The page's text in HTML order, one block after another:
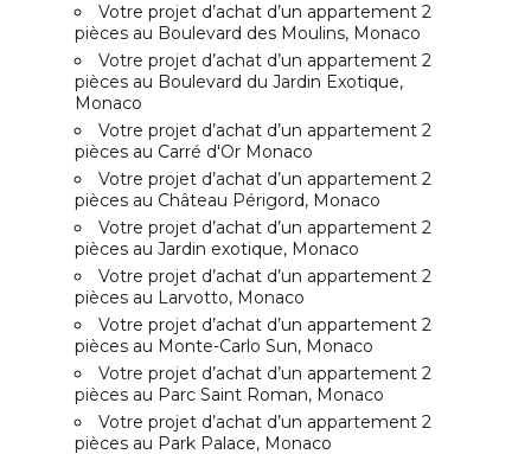
Votre projet d’achat d’un appartement 2
pièces au Boulevard des Moulins, Monaco
Votre projet d’achat d’un appartement 2
pièces au Boulevard du Jardin Exotique,
Monaco
Votre projet d’achat d’un appartement 2
pièces au Carré d'Or Monaco
Votre projet d’achat d’un appartement 2
pièces au Château Périgord, Monaco
Votre projet d’achat d’un appartement 2
pièces au Jardin exotique, Monaco
Votre projet d’achat d’un appartement 2
pièces au Larvotto, Monaco
Votre projet d’achat d’un appartement 2
pièces au Monte-Carlo Sun, Monaco
Votre projet d’achat d’un appartement 2
pièces au Parc Saint Roman, Monaco
Votre projet d’achat d’un appartement 2
pièces au Park Palace, Monaco